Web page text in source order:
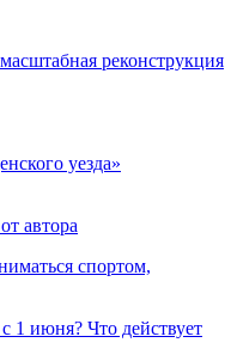
реконструкция
уезда»
автора
спортом,
июня? Что действует